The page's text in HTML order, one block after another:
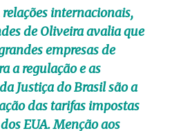
internacionais,
de Oliveira avalia que
empresas de
a regulação e as
Justiça do Brasil são a
das tarifas impostas
EUA. Menção aos